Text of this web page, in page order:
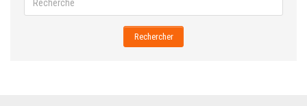
Rechercher